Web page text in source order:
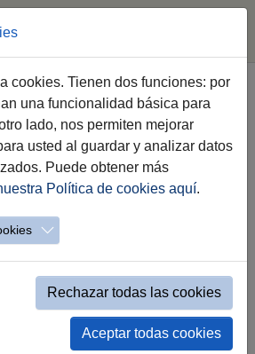
SORRY
Andaluza de Teatros
en el vestíbulo del Teatro
cookies. Tienen dos funciones: por
una funcionalidad básica para
lado, nos permiten mejorar
usted al guardar y analizar datos
Puede obtener más
Política de cookies aquí.
Rechazar todas las cookies
Aceptar todas cookies